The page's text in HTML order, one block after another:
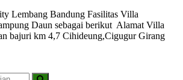
Lembang Bandung Fasilitas Villa
Daun sebagai berikut Alamat Villa
bajuri km 4,7 Cihideung,Cigugur Girang